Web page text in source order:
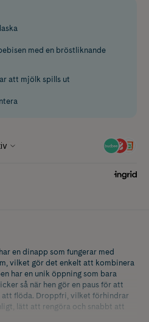
med en bröstliknande
att mjölk spills ut
en dinapp som fungerar med
vilket gör det enkelt att kombinera
har en unik öppning som bara
så när hen gör en paus för att
att flöda. Droppfri, vilket förhindrar
lätt att rengöra och snabbt att